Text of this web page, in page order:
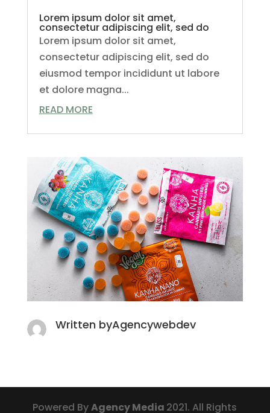
Lorem ipsum dolor sit amet,
consectetur adipiscing elit, sed do
Lorem ipsum dolor sit amet,
consectetur adipiscing elit, sed do
eiusmod tempor incididunt ut labore
et dolore magna...
READ MORE
Written byAgencywebdev
Powered ByAgency Media 2021. All Rights